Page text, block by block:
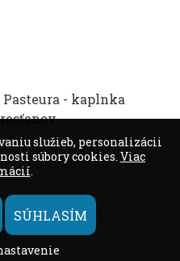
služieb, personalizácii
súbory cookies. Viac
.
SÚHLASÍM
- kaplnka
farností
vlastníctvom Košickej
ktorých je uvedený zdroj.
© 2021